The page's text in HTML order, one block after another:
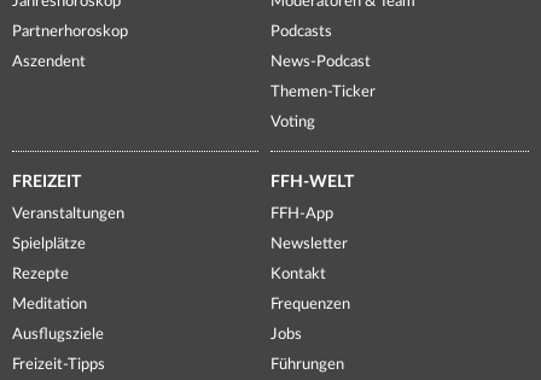
Partnerhoroskop
Aszendent
Podcasts
News-Podcast
Themen-Ticker
Voting
FREIZEIT
Veranstaltungen
Spielplätze
Rezepte
Meditation
Ausflugsziele
Freizeit-Tipps
FFH-WELT
FFH-App
Newsletter
Kontakt
Frequenzen
Jobs
Führungen